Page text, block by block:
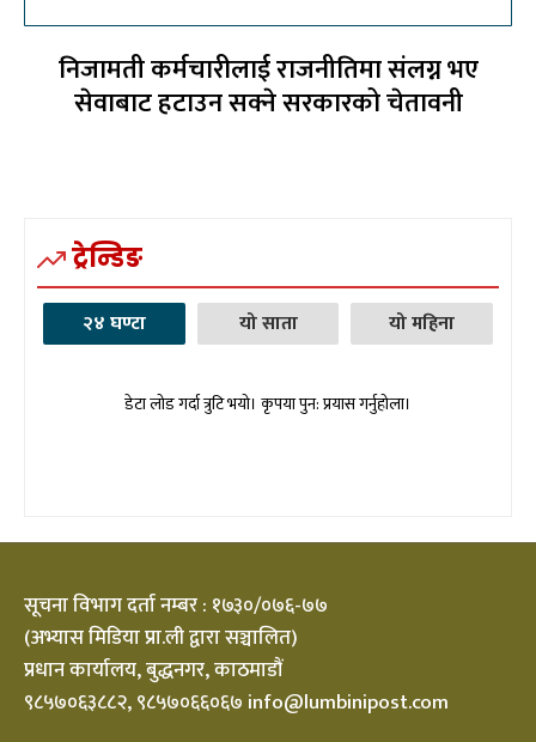
निजामती कर्मचारीलाई राजनीतिमा संलग्न भए
सेवाबाट हटाउन सक्ने सरकारको चेतावनी
ट्रेन्डिङ
२४ घण्टा यो साता यो महिना
डेटा लोड गर्दा त्रुटि भयो। कृपया पुन: प्रयास गर्नुहोला।
सूचना विभाग दर्ता नम्बर : १७३०/०७६-७७
(अभ्यास मिडिया प्रा.ली द्वारा सञ्चालित)
प्रधान कार्यालय, बुद्धनगर, काठमाडौं
९८५७०६३८८२, ९८५७०६६०६७ info@lumbinipost.com